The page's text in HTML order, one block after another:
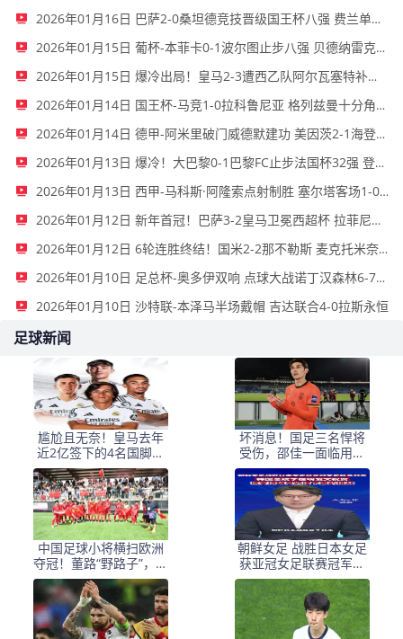
2026年01月16日 巴萨2-0桑坦德竞技晋级国王杯八强 费兰单刀球破门亚马尔建功
2026年01月15日 葡杯-本菲卡0-1波尔图止步八强 贝德纳雷克制胜帕夫利季斯失良机
2026年01月15日 爆冷出局！皇马2-3遭西乙队阿尔瓦塞特补时绝杀 无缘国王杯8强
2026年01月14日 国王杯-马竞1-0拉科鲁尼亚 格列兹曼十分角任意球破门+远射中横梁
2026年01月14日 德甲-阿米里破门威德默建功 美因茨2-1海登海姆
2026年01月13日 爆冷！大巴黎0-1巴黎FC止步法国杯32强 登贝莱失单刀埃梅里中框
2026年01月13日 西甲-马科斯·阿隆索点射制胜 塞尔塔客场1-0塞维利亚
2026年01月12日 新年首冠！巴萨3-2皇马卫冕西超杯 拉菲尼亚双响维尼修斯一条龙
2026年01月12日 6轮连胜终结！国米2-2那不勒斯 麦克托米奈双响恰20点射孔蒂染红
2026年01月10日 足总杯-奥多伊双响 点球大战诺丁汉森林6-7雷克瑟姆
2026年01月10日 沙特联-本泽马半场戴帽 吉达联合4-0拉斯永恒
足球新闻
尴尬且无奈！皇马去年
近2亿签下的4名国脚新
援，今夏均无缘世界杯
坏消息！国足三名悍将
受伤，邵佳一面临用人
荒，武磊也难出场
中国足球小将横扫欧洲
夺冠！董路“野路子”，撕
开了谁的遮羞布？
朝鲜女足 战胜日本女足
获亚冠女足联赛冠军李
在明 发文祝贺